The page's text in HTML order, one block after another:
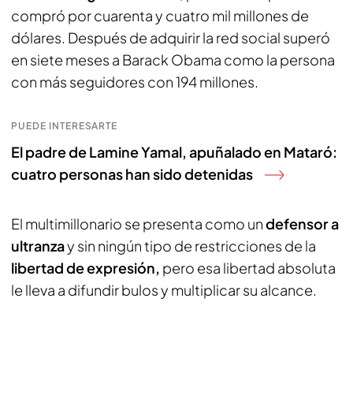
compró por cuarenta y cuatro mil millones de
dólares. Después de adquirir la red social superó
en siete meses a Barack Obama como la persona
con más seguidores con 194 millones.
PUEDE INTERESARTE
El padre de Lamine Yamal, apuñalado en Mataró:
cuatro personas han sido detenidas
El multimillonario se presenta como undefensor a
ultranzay sin ningún tipo de restricciones de la
libertad de expresión, pero esa libertad absoluta
le lleva a difundir bulos y multiplicar su alcance.